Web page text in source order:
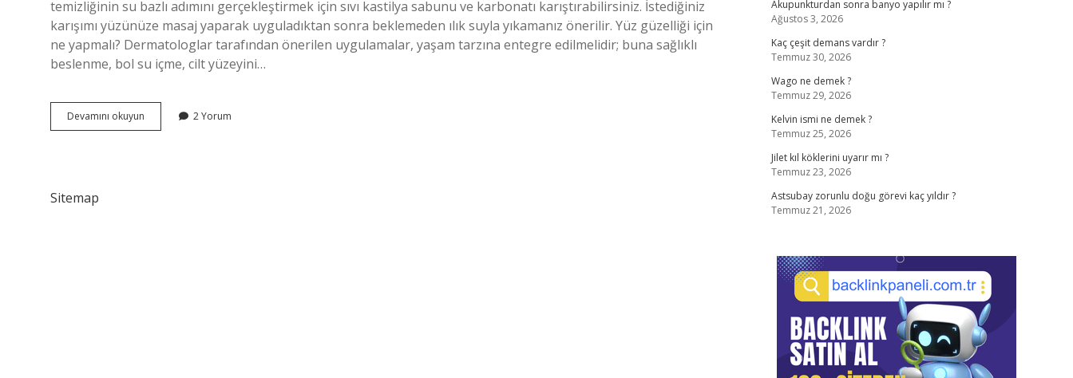
temizliğinin su bazlı adımını gerçekleştirmek için sıvı kastilya sabunu ve karbonatı karıştırabilirsiniz. İstediğiniz
karışımı yüzünüze masaj yaparak uyguladıktan sonra beklemeden ılık suyla yıkamanız önerilir. Yüz güzelliği için
ne yapmalı? Dermatologlar tarafından önerilen uygulamalar, yaşam tarzına entegre edilmelidir; buna sağlıklı
beslenme, bol su içme, cilt yüzeyini…
Devamını okuyun
Cilt
2 Yorum
Sitemap
Akupunkturdan sonra banyo yapılır mı ?
Ağustos 3, 2026
Kaç çeşit demans vardır ?
Temmuz 30, 2026
Wago ne demek ?
Temmuz 29, 2026
Kelvin ismi ne demek ?
Temmuz 25, 2026
Jilet kıl köklerini uyarır mı ?
Temmuz 23, 2026
Astsubay zorunlu doğu görevi kaç yıldır ?
Temmuz 21, 2026